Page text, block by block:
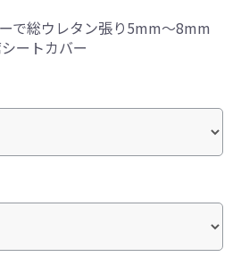
ーで総ウレタン張り5mm～8mm
ートカバー